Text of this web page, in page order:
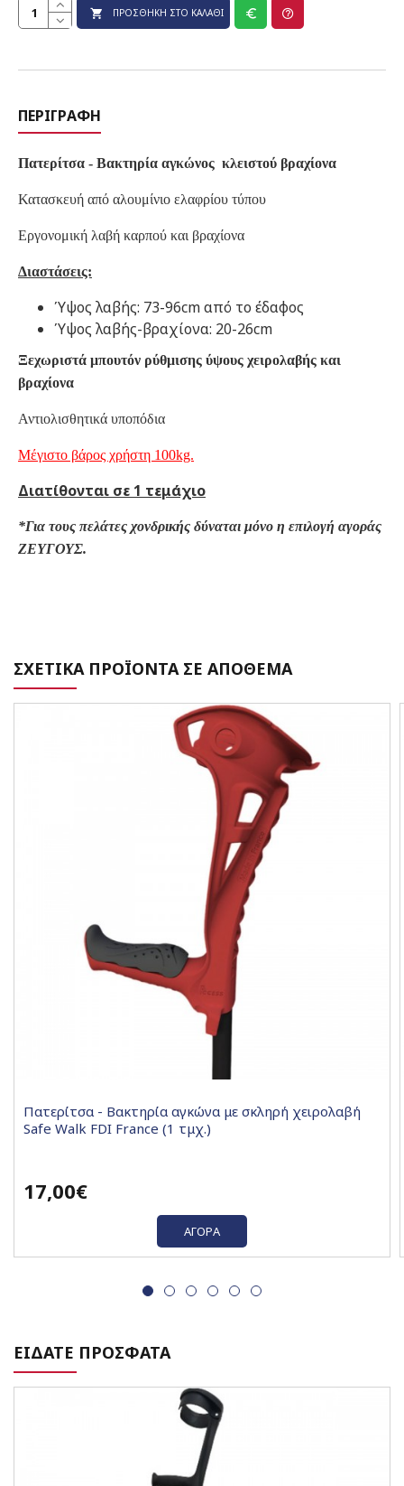
ΠΡΟΣΘΉΚΗ ΣΤΟ ΚΑΛΆΘΙ
ΠΕΡΙΓΡΑΦΉ
Πατερίτσα - Βακτηρία αγκώνος κλειστού βραχίονα
Κατασκευή από αλουμίνιο ελαφρίου τύπου
Εργονομική λαβή καρπού και βραχίονα
Διαστάσεις:
Ύψος λαβής: 73-96cm από το έδαφος
Ύψος λαβής-βραχίονα: 20-26cm
Ξεχωριστά μπουτόν ρύθμισης ύψους χειρολαβής και
βραχίονα
Αντιολισθητικά υποπόδια
Μέγιστο βάρος χρήστη 100kg.
Διατίθονται σε 1 τεμάχιο
*Για τους πελάτες χονδρικής δύναται μόνο η επιλογή αγοράς
ΖΕΥΓΟΥΣ.
ΣΧΕΤΙΚΑ ΠΡΟΪΟΝΤΑ ΣΕ ΑΠΟΘΕΜΑ
Πατερίτσα - Βακτηρία αγκώνα με σκληρή χειρολαβή
Safe Walk FDI France (1 τμχ.)
17,00€
ΑΓΟΡΆ
ΕΙΔΑΤΕ ΠΡΟΣΦΑΤΑ